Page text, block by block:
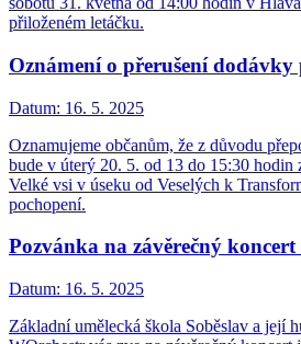
přiloženém letáčku.
Oznámení o přerušení dodávky
Datum: 16. 5. 2025
Oznamujeme občanům, že z důvodu
bude v úterý 20. 5. od 13 do 15:30 hodin
Velké vsi v úseku od Veselých k
pochopení.
Pozvánka na závěrečný koncert
Datum: 16. 5. 2025
Základní umělecká škola Soběslav a její